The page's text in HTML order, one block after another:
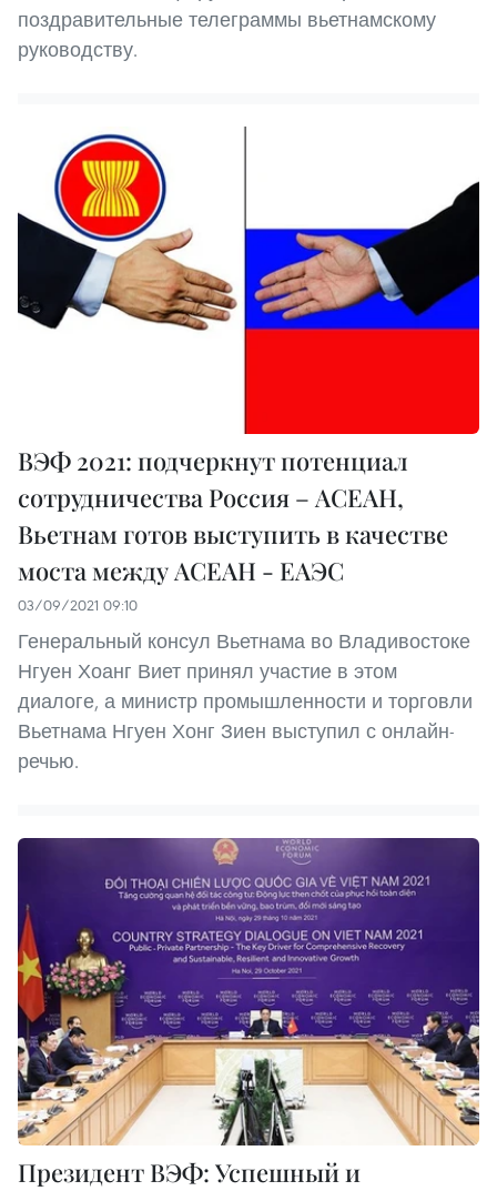
поздравительные телеграммы вьетнамскому
руководству.
ВЭФ 2021: подчеркнут потенциал
сотрудничества Россия – АСЕАН,
Вьетнам готов выступить в качестве
моста между АСЕАН - ЕАЭС
03/09/2021 09:10
Генеральный консул Вьетнама во Владивостоке
Нгуен Хоанг Виет принял участие в этом
диалоге, а министр промышленности и торговли
Вьетнама Нгуен Хонг Зиен выступил с онлайн-
речью.
Президент ВЭФ: Успешный и